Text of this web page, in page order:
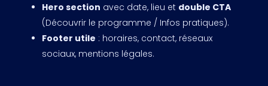
Hero section avec date, lieu et double CTA
(Découvrir le programme / Infos pratiques).
Footer utile : horaires, contact, réseaux
sociaux, mentions légales.